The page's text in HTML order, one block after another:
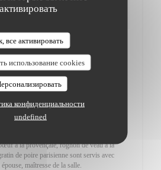
активировать
все активировать
использование cookies
конфиденциальности
undefined
beau parcours chez Ledoyen, Prunier,
Montmartre avec son bistrot du Maquis.
un chef dont la technique reste
à la provençale, rognon de veau à la
de poire parisienne sont servis avec
maîtresse de la salle.